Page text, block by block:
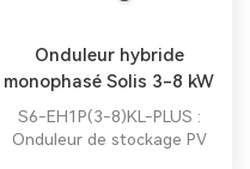
Onduleur hybride
monophasé Solis 3-8 kW
S6-EH1P(3-8)KL-PLUS :
Onduleur de stockage PV